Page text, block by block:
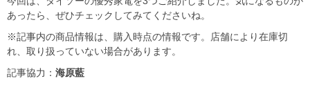
あったら、ぜひチェックしてみてくださいね。
※記事内の商品情報は、購入時点の情報です。店舗により在庫切
れ、取り扱っていない場合があります。
記事協力： 海原藍